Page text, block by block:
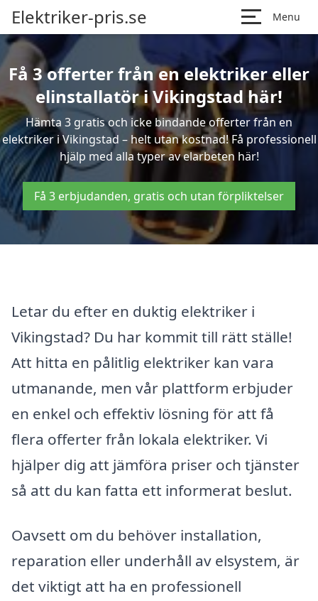
Elektriker-pris.se Menu
Få 3 offerter från en elektriker eller
elinstallatör i Vikingstad här!
Hämta 3 gratis och icke bindande offerter från en
elektriker i Vikingstad – helt utan kostnad! Få professionell
hjälp med alla typer av elarbeten här!
Få 3 erbjudanden, gratis och utan förpliktelser
Letar du efter en duktig elektriker i
Vikingstad? Du har kommit till rätt ställe!
Att hitta en pålitlig elektriker kan vara
utmanande, men vår plattform erbjuder
en enkel och effektiv lösning för att få
flera offerter från lokala elektriker. Vi
hjälper dig att jämföra priser och tjänster
så att du kan fatta ett informerat beslut.
Oavsett om du behöver installation,
reparation eller underhåll av elsystem, är
det viktigt att ha en professionell